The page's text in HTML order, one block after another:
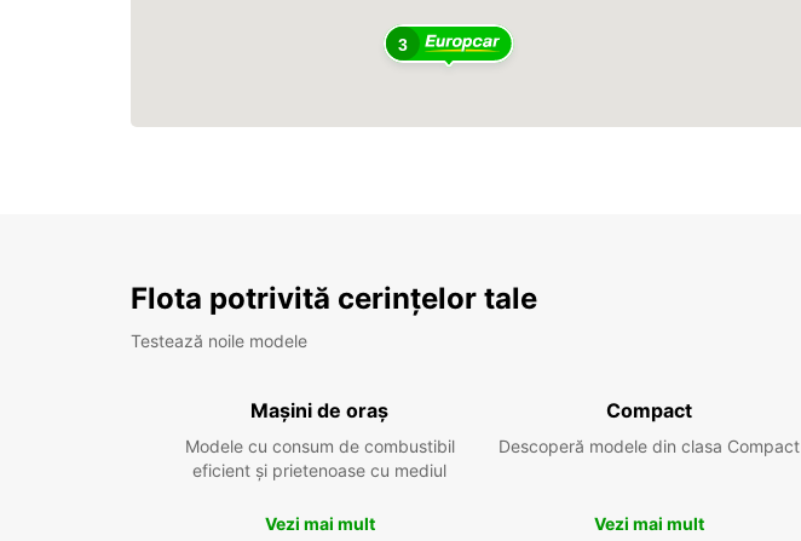
3
Flota potrivită cerințelor tale
Testează noile modele
Mașini de oraș
Modele cu consum de combustibil
eficient și prietenoase cu mediul
Vezi mai mult
Compact
Descoperă modele din clasa Compact
Vezi mai mult